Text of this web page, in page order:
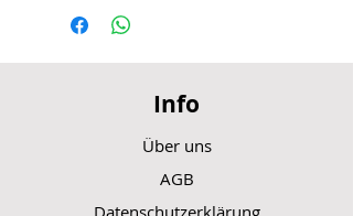
Bedruckt, lichtecht
und oberflächenversiegelt, daher
kratzfest und farbecht. Für den
Haftet auf fettfreien, sauberen und
Info
Über uns
AGB